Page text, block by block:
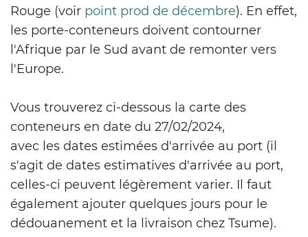
Rouge (voir point prod de décembre). En effet,
les porte-conteneurs doivent contourner
l'Afrique par le Sud avant de remonter vers
l'Europe.
Vous trouverez ci-dessous la carte des
conteneurs en date du 27/02/2024,
avec les dates estimées d'arrivée au port (il
s'agit de dates estimatives d'arrivée au port,
celles-ci peuvent légèrement varier. Il faut
également ajouter quelques jours pour le
dédouanement et la livraison chez Tsume).